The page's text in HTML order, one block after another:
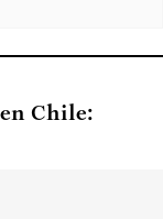
Chile: